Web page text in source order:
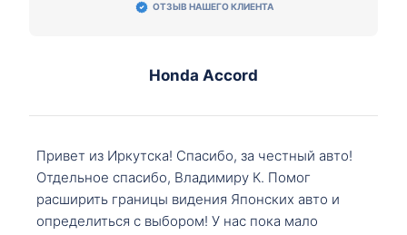
ОТЗЫВ НАШЕГО КЛИЕНТА
Honda Accord
Привет из Иркутска! Спасибо, за честный авто!
Отдельное спасибо, Владимиру К. Помог
расширить границы видения Японских авто и
определиться с выбором! У нас пока мало